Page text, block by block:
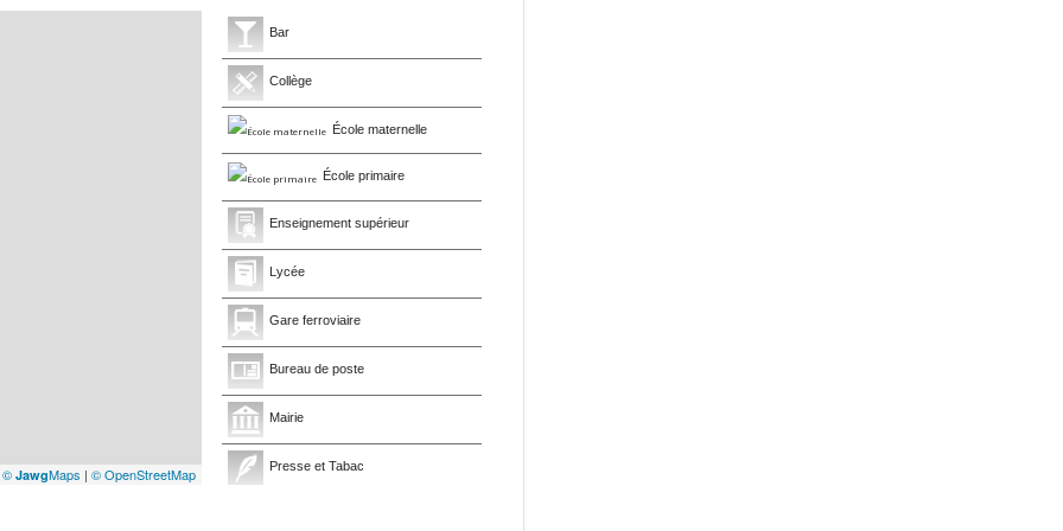
©JawgMaps |© OpenStreetMap
Bar
Collège
École maternelle
École primaire
Enseignement supérieur
Lycée
Gare ferroviaire
Bureau de poste
Mairie
Presse et Tabac